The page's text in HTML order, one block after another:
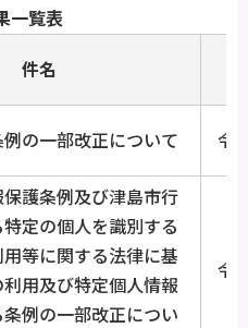
一覧表
件名
の一部改正について 令
護条例及び津島市行
定の個人を識別する
等に関する法律に基
用及び特定個人情報
例の一部改正につい
令